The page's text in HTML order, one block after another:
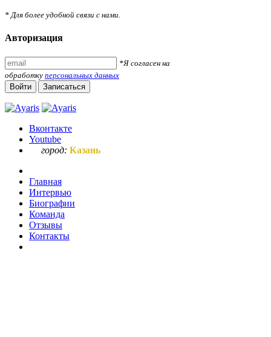
* Для более удобной связи с нами.
Авторизация
*Я согласен на
обработку персональных данных
Войти
Записаться
Вконтакте
Youtube
город: Казань
Главная
Интервью
Биографии
Команда
Отзывы
Контакты